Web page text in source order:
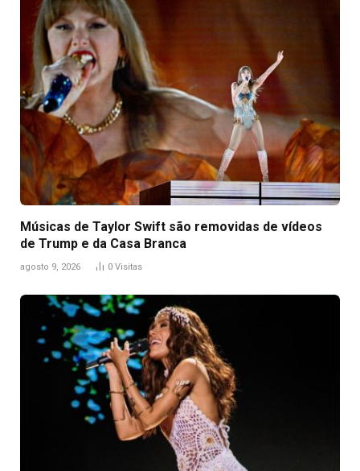
Músicas de Taylor Swift são removidas de vídeos
de Trump e da Casa Branca
agosto 9, 2026 0 Visitas